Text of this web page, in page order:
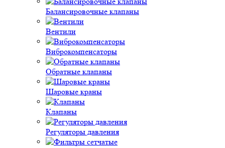
Балансировочные клапаны
Вентили
Виброкомпенсаторы
Обратные клапаны
Шаровые краны
Клапаны
Регуляторы давления